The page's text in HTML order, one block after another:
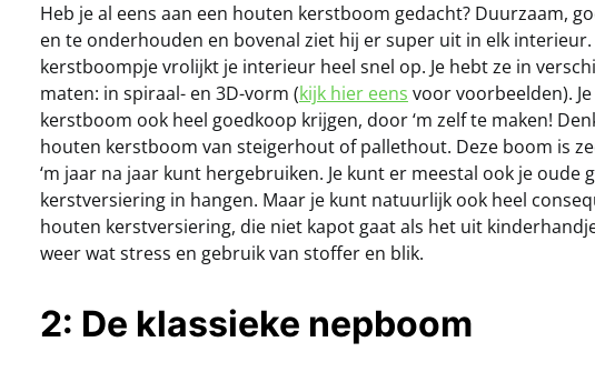
Heb je al eens aan een houten kerstboom gedacht? Duurzaam,
en te onderhouden en bovenal ziet hij er super uit in elk
kerstboompje vrolijkt je interieur heel snel op. Je hebt ze in
maten: in spiraal- en 3D-vorm (kijk hier eens voor voorbeelden).
kerstboom ook heel goedkoop krijgen, door ‘m zelf te maken!
houten kerstboom van steigerhout of pallethout. Deze boom is
‘m jaar na jaar kunt hergebruiken. Je kunt er meestal ook je oude
kerstversiering in hangen. Maar je kunt natuurlijk ook heel
houten kerstversiering, die niet kapot gaat als het uit
weer wat stress en gebruik van stoffer en blik.
2: De klassieke nepboom